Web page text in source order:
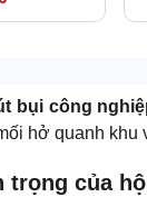
bụi công
hở quanh khu
trọng của